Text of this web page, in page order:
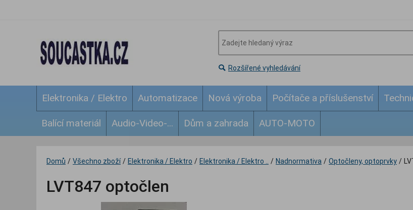
Rozšířené vyhledávání
Elektronika / Elektro Automatizace Nová výroba Počítače a příslušenství
Balící materiál Audio-Video-... Dům a zahrada AUTO-MOTO
Domů / Všechno zboží / Elektronika / Elektro / Elektronika / Elektro .. / Nadnormativa / Optočleny, optoprvky /
LVT847 optočlen